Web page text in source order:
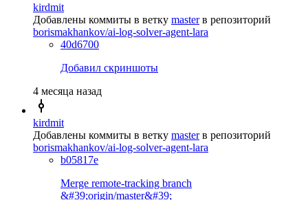
kirdmit
Добавлены коммиты в ветку master в репозиторий
borismakhankov/ai-log-solver-agent-lara
40d6700
Добавил скриншоты
4 месяца назад
kirdmit
Добавлены коммиты в ветку master в репозиторий
borismakhankov/ai-log-solver-agent-lara
b05817e
Merge remote-tracking branch
&#39;origin/master&#39;